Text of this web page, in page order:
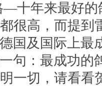
十年来最好的
很高，而提到
国及国际上最
句：最成功的
一切，请看看